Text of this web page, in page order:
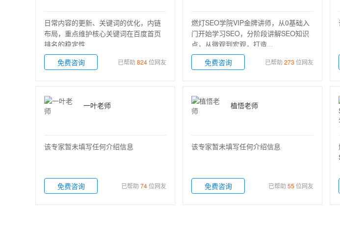
日常内容的更新、关键词的优化，内链
布局，重点维护核心关键词在百度首页
排名的稳定性
免费咨询
已帮助 824位网友
燃灯SEO学院VIP金牌讲师，从0基础入
门开始学习SEO，分阶段讲解SEO知识
点，从微观到宏观，打造...
免费咨询
已帮助 273 位网友
一叶老师
该专家暂未填写任何介绍信息
免费咨询 已帮助 74位网友
植悟老师
该专家暂未填写任何介绍信息
免费咨询 已帮助 55 位网友